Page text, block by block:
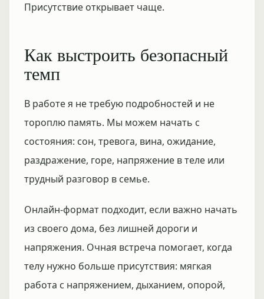
Присутствие открывает чаще.
Как выстроить безопасный
темп
В работе я не требую подробностей и не
тороплю память. Мы можем начать с
состояния: сон, тревога, вина, ожидание,
раздражение, горе, напряжение в теле или
трудный разговор в семье.
Онлайн-формат подходит, если важно начать
из своего дома, без лишней дороги и
напряжения. Очная встреча помогает, когда
телу нужно больше присутствия: мягкая
работа с напряжением, дыханием, опорой,